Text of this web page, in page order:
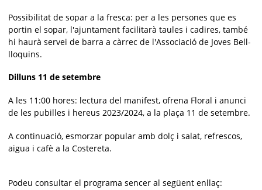
Possibilitat de sopar a la fresca: per a les persones que es
portin el sopar, l'ajuntament facilitarà taules i cadires, també
hi haurà servei de barra a càrrec de l'Associació de Joves Bell-
lloquins.
Dilluns 11 de setembre
A les 11:00 hores: lectura del manifest, ofrena Floral i anunci
de les pubilles i hereus 2023/2024, a la plaça 11 de setembre.
A continuació, esmorzar popular amb dolç i salat, refrescos,
aigua i cafè a la Costereta.
Podeu consultar el programa sencer al següent enllaç: